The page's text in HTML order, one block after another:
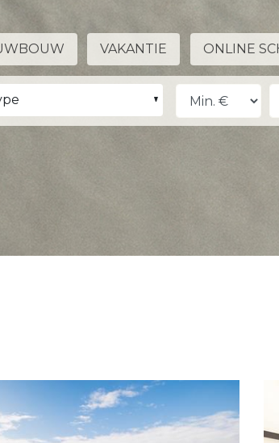
VAKANTIE ONLINE